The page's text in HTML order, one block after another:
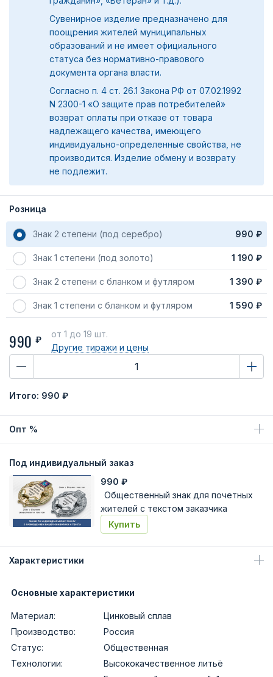
Сувенирное изделие предназначено для
поощрения жителей муниципальных
образований и не имеет официального
статуса без нормативно-правового
документа органа власти.
Согласно п. 4 ст. 26.1 Закона РФ от 07.02.1992
N 2300-1 «О защите прав потребителей»
возврат оплаты при отказе от товара
надлежащего качества, имеющего
индивидуально-определенные свойства, не
производится. Изделие обмену и возврату
не подлежит.
Розница
Знак 2 степени (под серебро) 990 ₽
Знак 1 степени (под золото) 1 190 ₽
Знак 2 степени с бланком и футляром 1 390 ₽
Знак 1 степени с бланком и футляром 1 590 ₽
990 ₽
от 1 до 19 шт.
Другие тиражии цены
Итого: 990 ₽
Опт %
Под индивидуальный заказ
990 ₽
Общественный знак для почетных
жителей с текстом заказчика
Купить
Характеристики
Основные характеристики
Материал:
Цинковый сплав
Производство:
Россия
Статус:
Общественная
Технологии:
Высококачественное литьё